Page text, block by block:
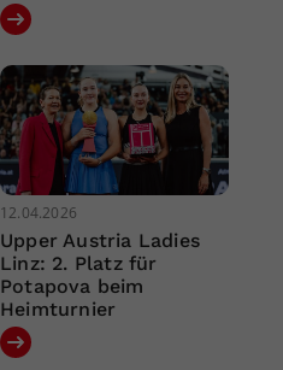
12.04.2026
Upper Austria Ladies
Linz: 2. Platz für
Potapova beim
Heimturnier